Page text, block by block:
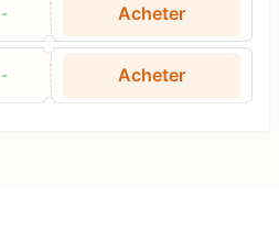
- Acheter
- Acheter